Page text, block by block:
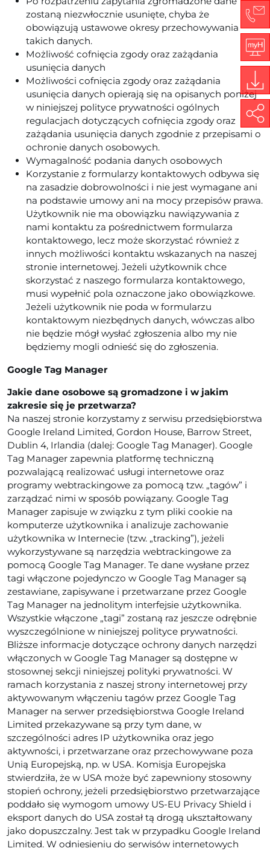
zostaną niezwłocznie usunięte, chyba że
obowiązują ustawowe okresy przechowywania
takich danych.
Możliwość cofnięcia zgody oraz zażądania
usunięcia danych
Możliwości cofnięcia zgody oraz zażądania
usunięcia danych opierają się na opisanych poniżej
w niniejszej polityce prywatności ogólnych
regulacjach dotyczących cofnięcia zgody oraz
zażądania usunięcia danych zgodnie z przepisami o
ochronie danych osobowych.
Wymagalność podania danych osobowych
Korzystanie z formularzy kontaktowych odbywa się
na zasadzie dobrowolności i nie jest wymagane ani
na podstawie umowy ani na mocy przepisów prawa.
Użytkownik nie ma obowiązku nawiązywania z
nami kontaktu za pośrednictwem formularza
kontaktowego, lecz może skorzystać również z
innych możliwości kontaktu wskazanych na naszej
stronie internetowej. Jeżeli użytkownik chce
skorzystać z naszego formularza kontaktowego,
musi wypełnić pola oznaczone jako obowiązkowe.
Jeżeli użytkownik nie poda w formularzu
kontaktowym niezbędnych danych, wówczas albo
nie będzie mógł wysłać zgłoszenia albo my nie
będziemy mogli odnieść się do zgłoszenia.
Google Tag Manager
Jakie dane osobowe są gromadzone i w jakim
zakresie się je przetwarza?
Na naszej stronie korzystamy z serwisu przedsiębiorstwa
Google Ireland Limited, Gordon House, Barrow Street,
Dublin 4, Irlandia (dalej: Google Tag Manager). Google
Tag Manager zapewnia platformę techniczną
pozwalającą realizować usługi internetowe oraz
programy webtrackingowe za pomocą tzw. „tagów” i
zarządzać nimi w sposób powiązany. Google Tag
Manager zapisuje w związku z tym pliki cookie na
komputerze użytkownika i analizuje zachowanie
użytkownika w Internecie (tzw. „tracking”), jeżeli
wykorzystywane są narzędzia webtrackingowe za
pomocą Google Tag Manager. Te dane wysłane przez
tagi włączone pojedynczo w Google Tag Manager są
zestawiane, zapisywane i przetwarzane przez Google
Tag Manager na jednolitym interfejsie użytkownika.
Wszystkie włączone „tagi” zostaną raz jeszcze odrębnie
wyszczególnione w niniejszej polityce prywatności.
Bliższe informacje dotyczące ochrony danych narzędzi
włączonych w Google Tag Manager są dostępne w
stosownej sekcji niniejszej polityki prywatności. W
ramach korzystania z naszej strony internetowej przy
aktywowanym włączeniu tagów przez Google Tag
Manager na serwer przedsiębiorstwa Google Ireland
Limited przekazywane są przy tym dane, w
szczególności adres IP użytkownika oraz jego
aktywności, i przetwarzane oraz przechowywane poza
Unią Europejską, np. w USA. Komisja Europejska
stwierdziła, że w USA może być zapewniony stosowny
stopień ochrony, jeżeli przedsiębiorstwo przetwarzające
poddało się wymogom umowy US-EU Privacy Shield i
eksport danych do USA został tą drogą ukształtowany
jako dopuszczalny. Jest tak w przypadku Google Ireland
Limited. W odniesieniu do serwisów internetowych
Share